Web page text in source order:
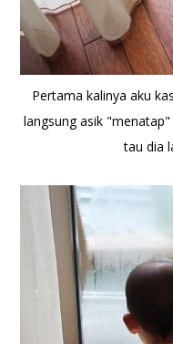
Pertama kalinya aku
langsung asik
tau dia